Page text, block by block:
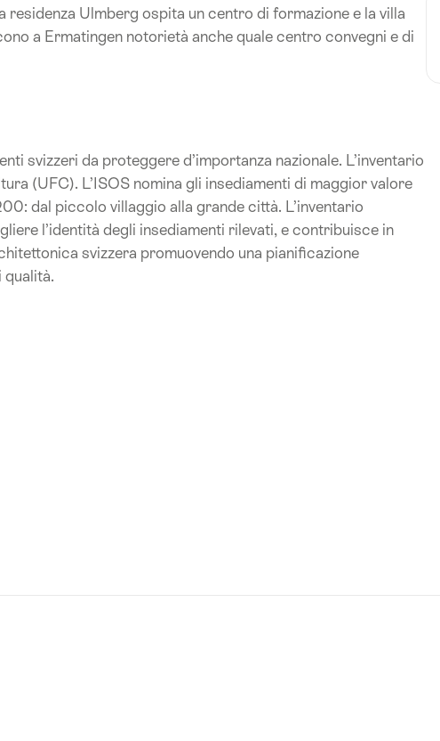
Ulmberg ospita un centro di formazione e la villa
a Ermatingen notorietà anche quale centro convegni e di
svizzeri da proteggere d’importanza nazionale. L’inventario
(UFC). L’ISOS nomina gli insediamenti di maggior valore
dal piccolo villaggio alla grande città. L’inventario
l’identità degli insediamenti rilevati, e contribuisce in
svizzera promuovendo una pianificazione
qualità.